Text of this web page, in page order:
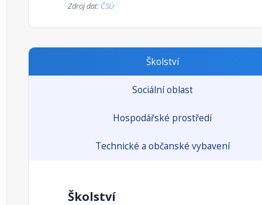
Zdroj dat: ČSÚ
Školství
Sociální oblast
Hospodářské prostředí
Technické a občanské vybavení
Školství